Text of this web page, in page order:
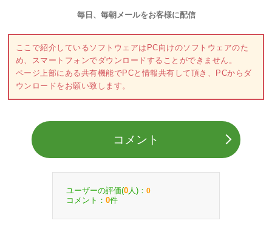
毎日、毎朝メールをお客様に配信
ここで紹介しているソフトウェアはPC向けのソフトウェアのた
め、スマートフォンでダウンロードすることができません。
ページ上部にある共有機能でPCと情報共有して頂き、PCからダ
ウンロードをお願い致します。
コメント
ユーザーの評価(0 人)： 0
コメント： 0件